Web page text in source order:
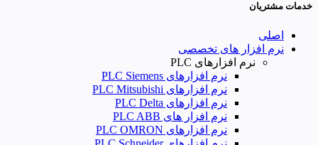
خدمات مشتریان
اصلی
نرم افزار های تخصصی
نرم افزارهای PLC
نرم افزارهای PLC Siemens
نرم افزارهای PLC Mitsubishi
نرم‌ افزارهای PLC Delta
نرم افزار های PLC ABB
نرم افزارهای PLC OMRON